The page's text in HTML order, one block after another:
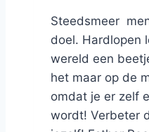
Steedsmeer
doel. Hardlopen
wereld een
het maar op de
omdat je er zelf
wordt! Verbeter